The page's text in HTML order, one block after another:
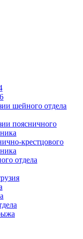
шейного отдела
поясничного
крестцового
отдела